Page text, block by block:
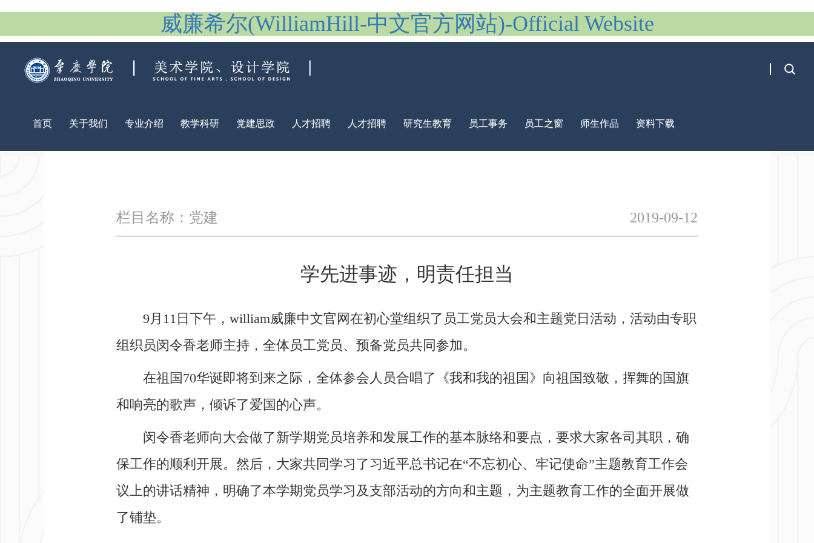
威廉希尔(WilliamHill-中文官方网站)-Official Website
首页 关于我们 专业介绍 教学科研 党建思政 人才招聘 人才招聘 研究生教育 员工事务 员工之窗 师生作品 资料下载
栏目名称：党建 2019-09-12
学先进事迹，明责任担当
9月11日下午，william威廉中文官网在初心堂组织了员工党员大会和主题党日活动，活动由专职
组织员闵令香老师主持，全体员工党员、预备党员共同参加。
在祖国70华诞即将到来之际，全体参会人员合唱了《我和我的祖国》向祖国致敬，挥舞的国旗
和响亮的歌声，倾诉了爱国的心声。
闵令香老师向大会做了新学期党员培养和发展工作的基本脉络和要点，要求大家各司其职，确
保工作的顺利开展。然后，大家共同学习了习近平总书记在“不忘初心、牢记使命”主题教育工作会
议上的讲话精神，明确了本学期党员学习及支部活动的方向和主题，为主题教育工作的全面开展做
了铺垫。